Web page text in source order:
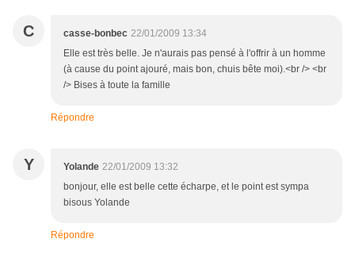
C casse-bonbec 22/01/2009 13:34
Elle est très belle. Je n'aurais pas pensé à l'offrir à un homme
(à cause du point ajouré, mais bon, chuis bête moi).<br /> <br
/> Bises à toute la famille
Répondre
Y Yolande 22/01/2009 13:32
bonjour, elle est belle cette écharpe, et le point est sympa
bisous Yolande
Répondre